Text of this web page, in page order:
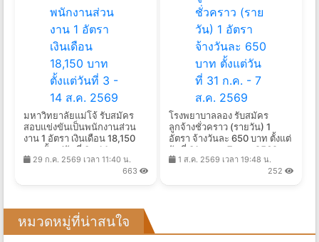
มหาวิทยาลัยแม่โจ้ รับสมัคร
สอบแข่งขันเป็นพนักงานส่วน
งาน 1 อัตรา เงินเดือน 18,150
บาท ตั้งแต่วันที่ 3 - 14 ส.ค.
256929 ก.ค. 2569 เวลา 11:40 น.
663
โรงพยาบาลลอง รับสมัคร
ลูกจ้างชั่วคราว (รายวัน) 1
อัตรา จ้างวันละ 650 บาท ตั้งแต่
วันที่ 31 ก.ค. - 7 ส.ค. 2569
1 ส.ค. 2569 เวลา 19:48 น.
252
หมวดหมู่ที่น่าสนใจ